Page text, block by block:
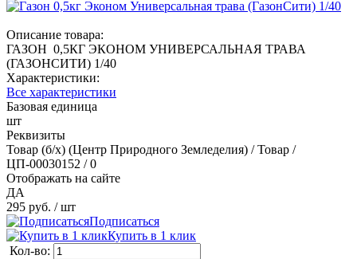
Описание товара:
ГАЗОН 0,5КГ ЭКОНОМ УНИВЕРСАЛЬНАЯ ТРАВА
(ГАЗОНСИТИ) 1/40
Характеристики:
Все характеристики
Базовая единица
шт
Реквизиты
Товар (б/х) (Центр Природного Земледелия) / Товар /
ЦП-00030152 / 0
Отображать на сайте
ДА
295 руб. / шт
Подписаться
Купить в 1 клик
Кол-во: